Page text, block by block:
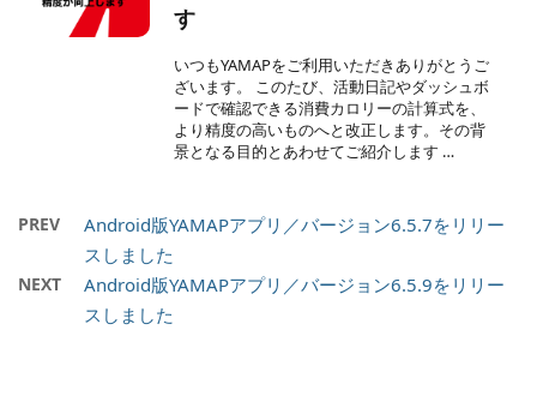
す
いつもYAMAPをご利用いただきありがとうご
ざいます。 このたび、活動日記やダッシュボ
ードで確認できる消費カロリーの計算式を、
より精度の高いものへと改正します。その背
景となる目的とあわせてご紹介します …
PREV
Android版YAMAPアプリ／バージョン6.5.7をリリー
スしました
NEXT
Android版YAMAPアプリ／バージョン6.5.9をリリー
スしました